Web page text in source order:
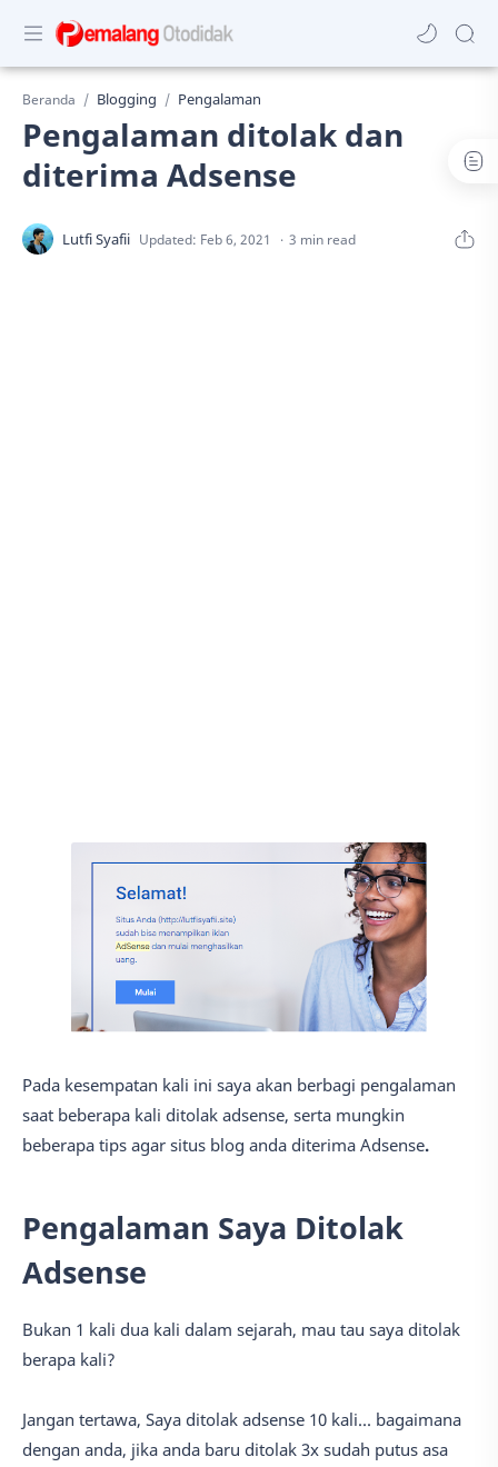
Beranda Blogging Pengalaman
Pengalaman ditolak dan
diterima Adsense
3 min read
Pada kesempatan kali ini saya akan berbagi pengalaman
saat beberapa kali ditolak adsense, serta mungkin
beberapa tips agar situs blog anda diterima Adsense.
Pengalaman Saya Ditolak
Adsense
Bukan 1 kali dua kali dalam sejarah, mau tau saya ditolak
berapa kali?
Jangan tertawa, Saya ditolak adsense 10 kali... bagaimana
dengan anda, jika anda baru ditolak 3x sudah putus asa